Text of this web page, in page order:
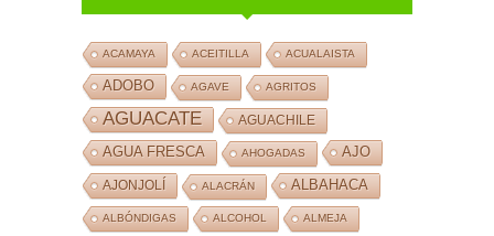
ACAMAYA ACEITILLA ACUALAISTA
ADOBO AGAVE AGRITOS
AGUACATE AGUACHILE
AGUA FRESCA AHOGADAS AJO
AJONJOLÍ ALACRÁN ALBAHACA
ALBÓNDIGAS ALCOHOL ALMEJA